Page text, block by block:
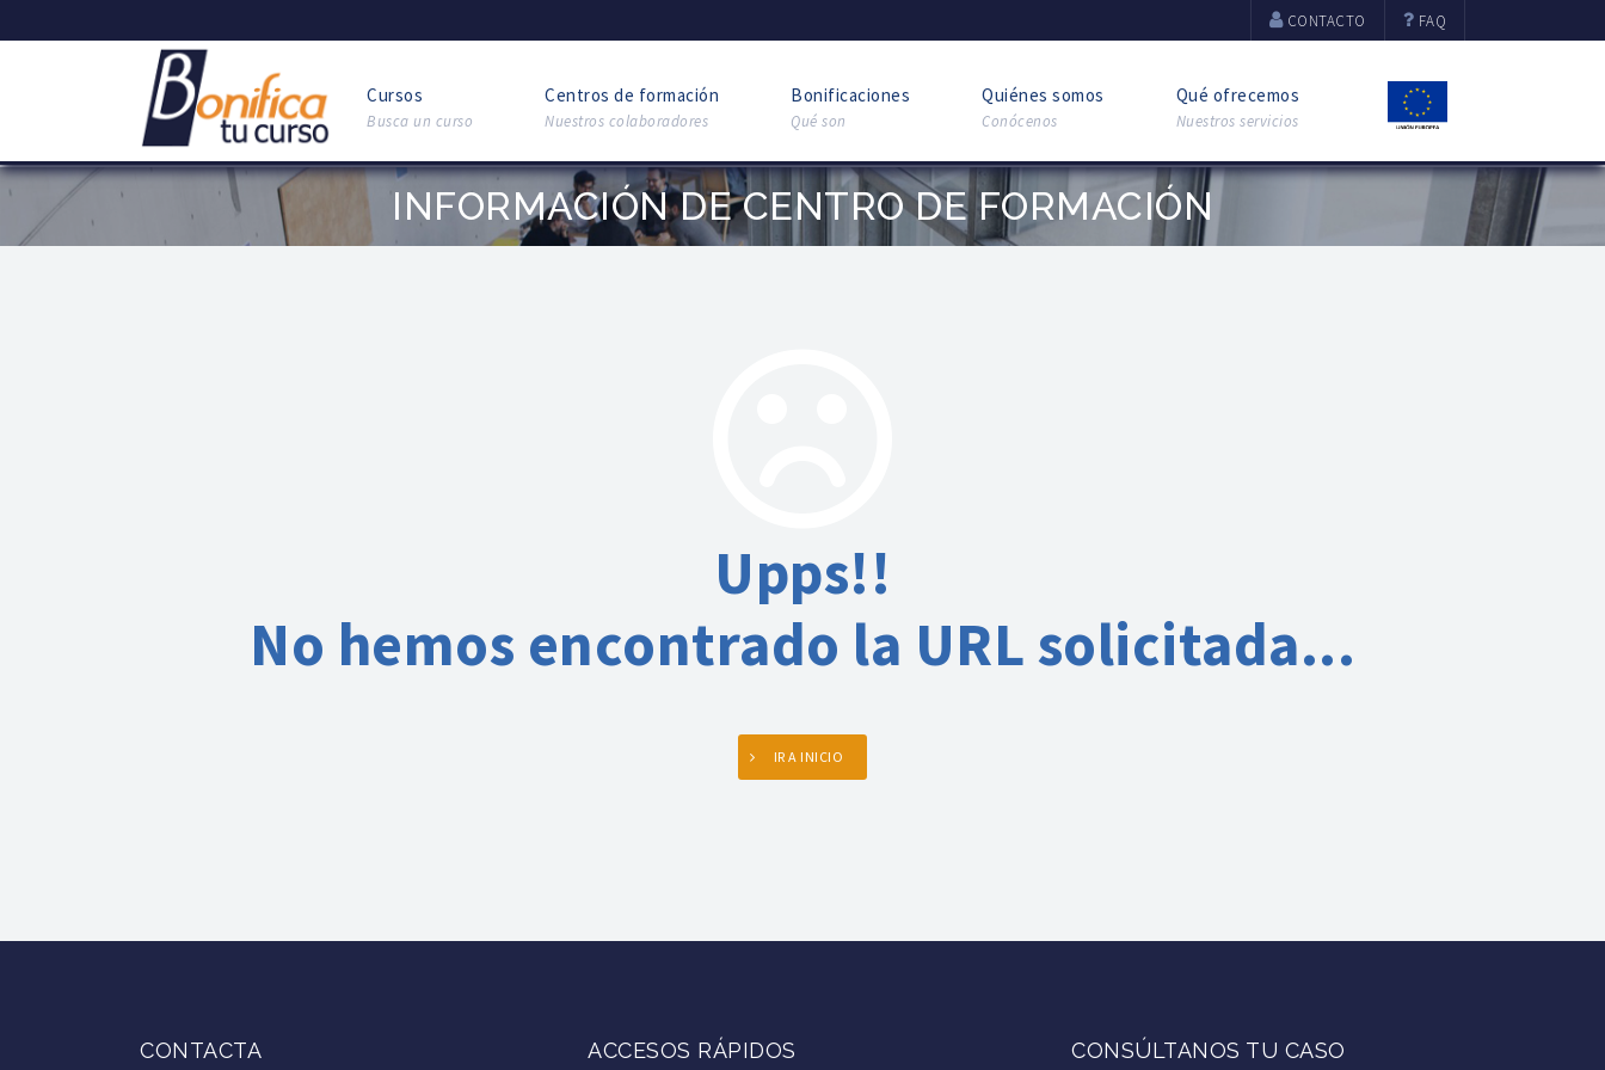
CONTACTO FAQ
Cursos
Busca un curso
Centros de formación
Nuestros colaboradores
Bonificaciones
Qué son
Quiénes somos
Conócenos
Qué ofrecemos
Nuestros servicios
INFORMACIÓN DE CENTRO DE FORMACIÓN
Upps!!
No hemos encontrado la URL solicitada...
IR A INICIO
CONTACTA ACCESOS RÁPIDOS CONSÚLTANOS TU CASO